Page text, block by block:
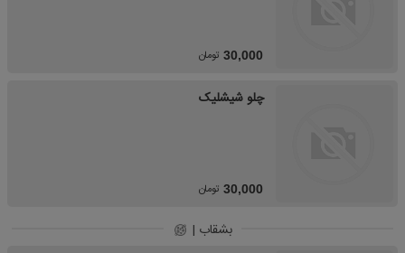
30,000 تومان
چلو شیشلیک
30,000 تومان
بشقاب |